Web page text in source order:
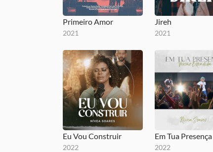
Primeiro Amor
2021
Jireh
2021
Eu Vou Construir
2022 2022